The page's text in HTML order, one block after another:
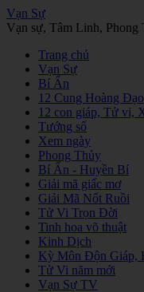
Vạn Sự
Vạn sự, Tâm Linh,
Trang chủ
Vạn Sự
Bí Ẩn
12 Cung Hoàng Đạo
12 con giáp, Tử vi,
Tướng số
Xem ngày
Phong Thủy
Bí Ẩn - Huyền Bí
Giải mã giấc mơ
Giải Mã Nốt Ruồi
Tử Vi Trọn Đời
Tinh hoa võ thuật
Kinh Dịch
Kỳ Môn Độn Giáp,
Tử Vi năm mới
Vạn Sự TV